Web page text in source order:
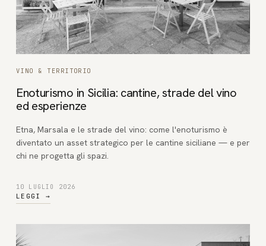
VINO & TERRITORIO
Enoturismo in Sicilia: cantine, strade del vino
ed esperienze
Etna, Marsala e le strade del vino: come l'enoturismo è
diventato un asset strategico per le cantine siciliane — e per
chi ne progetta gli spazi.
10 LUGLIO 2026
LEGGI →